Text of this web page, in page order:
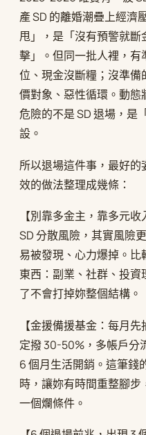
產 SD 的離婚潮疊上經濟
甩」，是「沒有預警就
擊」。但同一批人裡，有
位、現金沒斷糧；沒準
價對象、惡性循環。動
危險的不是 SD 退場，是
設。
所以退場這件事，最好
效的做法整理成幾條：
【別靠多金主，靠多元
SD 分散風險，其實風險
易被發現、心力爆掉。
東西：副業、社群、投資
了不會打掉妳整個結構。
【金援備援基金：每月
定撥 30-50%，多帳戶分
6 個月生活開銷。這筆錢
時，讓妳有時間重整腳
一個爛條件。